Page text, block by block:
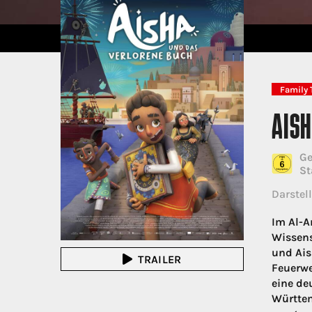
TRAILER
Family
Im Al-
und
eine